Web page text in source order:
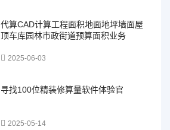
代算CAD计算工程面积地面地坪墙面屋
顶车库园林市政街道预算面积业务
2025-06-03
寻找100位精装修算量软件体验官
2025-05-14